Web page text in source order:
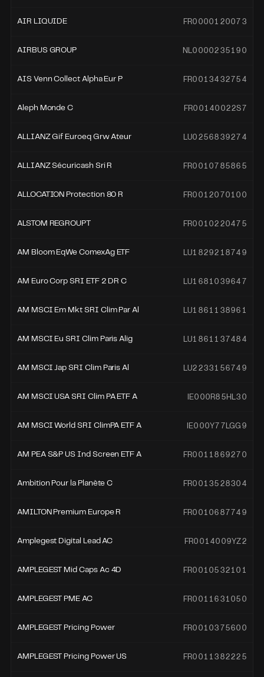
AIR LIQUIDE FR0000120073
AIRBUS GROUP NL0000235190
AIS Venn Collect Alpha Eur P FR0013432754
Aleph Monde C FR00140022S7
ALLIANZ Gif Euroeq Grw Ateur LU0256839274
ALLIANZ Sécuricash Sri R FR0010785865
ALLOCATION Protection 80 R FR0012070100
ALSTOM REGROUPT FR0010220475
AM Bloom EqWe ComexAg ETF LU1829218749
AM Euro Corp SRI ETF 2 DR C LU1681039647
AM MSCI Em Mkt SRI Clim Par Al LU1861138961
AM MSCI Eu SRI Clim Paris Alig LU1861137484
AM MSCI Jap SRI Clim Paris Al LU2233156749
AM MSCI USA SRI Clim PA ETF A IE000R85HL30
AM MSCI World SRI ClimPA ETF A IE000Y77LGG9
AM PEA S&P US Ind Screen ETF A FR0011869270
Ambition Pour la Planète C FR0013528304
AMILTON Premium Europe R FR0010687749
Amplegest Digital Lead AC FR0014009YZ2
AMPLEGEST Mid Caps Ac 4D FR0010532101
AMPLEGEST PME AC FR0011631050
AMPLEGEST Pricing Power FR0010375600
AMPLEGEST Pricing Power US FR0011382225